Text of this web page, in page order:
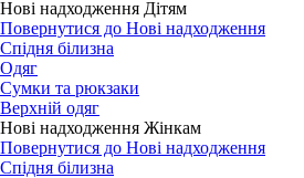
Нові надходження Дітям
Повернутися до Нові надходження
Спідня білизна
Одяг
Сумки та рюкзаки
Верхній одяг
Нові надходження Жінкам
Повернутися до Нові надходження
Спідня білизна